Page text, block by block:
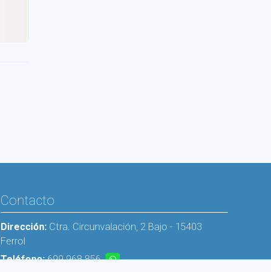
Contacto
Dirección: Ctra. Circunvalación, 2 Bajo - 15403
Ferrol
Teléfono: 699 968 856